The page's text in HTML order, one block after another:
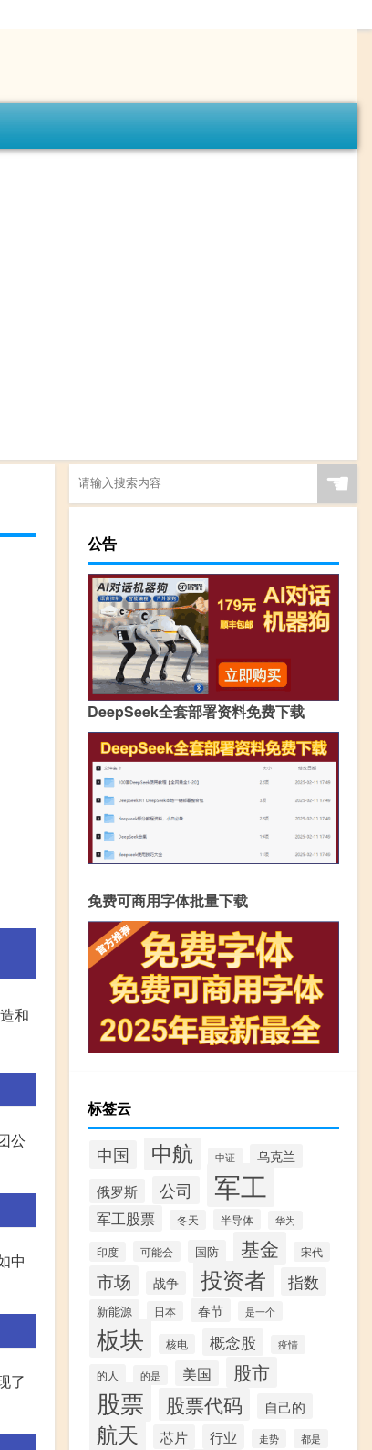
和
公
中
了
☚
公告
DeepSeek全套部署资料免费下载
免费可商用字体批量下载
标签云
中国 中航 中证 乌克兰
俄罗斯 公司 军工
军工股票 冬天 半导体 华为
印度 可能会 国防 基金 宋代
市场 战争 投资者 指数
新能源 日本 春节 是一个
板块 核电 概念股 疫情
的人 的是 美国 股市
股票 股票代码 自己的
航天 芯片 行业 走势 都是